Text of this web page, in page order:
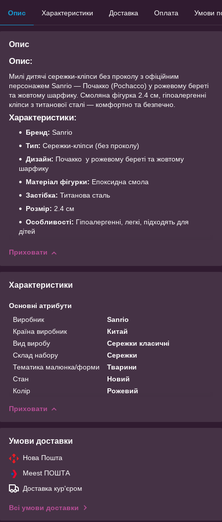
Опис Характеристики Доставка Оплата Умови
Опис
Опис:
Милі дитячі сережки-кліпси без проколу з офіційним
персонажем Sanrio — Почакко (Pochacco) у рожевому береті
та жовтому шарфику. Смоляна фігурка 2.4 см, гіпоалергенні
кліпси з титанової сталі — комфортно та безпечно.
Характеристики:
Бренд: Sanrio
Тип: Сережки-кліпси (без проколу)
Дизайн: Почакко у рожевому береті та жовтому
шарфику
Матеріал фігурки: Епоксидна смола
Застібка: Титанова сталь
Розмір: 2.4 см
Особливості: Гіпоалергенні, легкі, підходять для
дітей
Приховати
Характеристики
Основні атрибути
Виробник
Sanrio
Країна виробник
Китай
Вид виробу
Сережки класичні
Склад набору
Сережки
Тематика малюнка/форми
Тварини
Стан
Новий
Колір
Рожевий
Приховати
Умови доставки
Нова Пошта
Meest ПОШТА
Доставка кур'єром
Всі умови доставки